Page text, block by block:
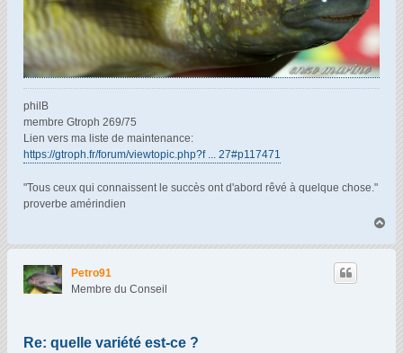
philB
membre Gtroph 269/75
Lien vers ma liste de maintenance:
https://gtroph.fr/forum/viewtopic.php?f ... 27#p117471
"Tous ceux qui connaissent le succès ont d'abord rêvé à quelque chose."
proverbe amérindien
u
Petro91
Membre du Conseil
Re: quelle variété est-ce ?